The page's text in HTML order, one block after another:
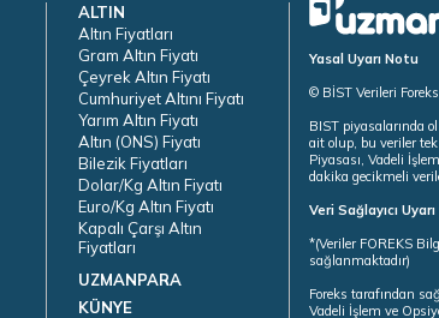
ALTIN
Altın Fiyatları
Gram Altın Fiyatı
Çeyrek Altın Fiyatı
Cumhuriyet Altını Fiyatı
Yarım Altın Fiyatı
Altın (ONS) Fiyatı
Bilezik Fiyatları
Dolar/Kg Altın Fiyatı
Euro/Kg Altın Fiyatı
Kapalı Çarşı Altın
Fiyatları
UZMANPARA
KÜNYE
Yasal Uyarı Notu
© BİST Verileri
BIST piyasalarında
ait olup, bu veriler
Piyasası, Vadeli
dakika gecikmeli
Veri Sağlayıcı
*(Veriler FOREKS
sağlanmaktadır)
Foreks tarafından
Vadeli İşlem ve